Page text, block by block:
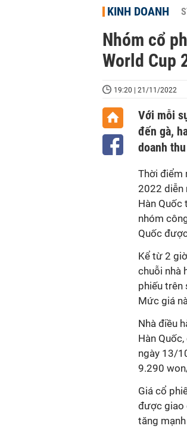
KINH DOANH
Nhóm cổ
World Cup
19:20 | 21/11/2022
Với mỗi
đến gà,
doanh
Thời điểm
2022 diễn
Hàn Quốc
nhóm
Quốc
Kể từ 2
chuỗi nhà
phiếu trên
Mức giá
Nhà điều
Hàn
ngày 13/
9.290
Giá cổ
được giao
tăng